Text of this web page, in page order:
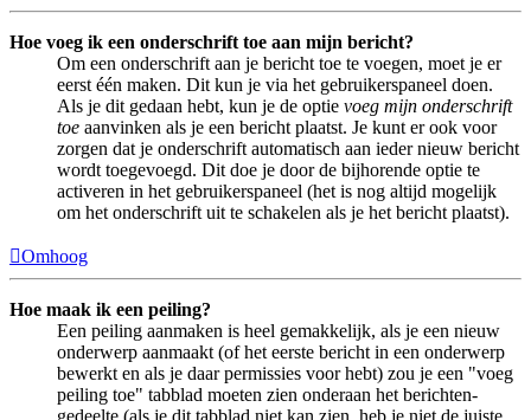
Hoe voeg ik een onderschrift toe aan mijn bericht?
Om een onderschrift aan je bericht toe te voegen, moet je er
eerst één maken. Dit kun je via het gebruikerspaneel doen.
Als je dit gedaan hebt, kun je de optie voeg mijn onderschrift
toe aanvinken als je een bericht plaatst. Je kunt er ook voor
zorgen dat je onderschrift automatisch aan ieder nieuw bericht
wordt toegevoegd. Dit doe je door de bijhorende optie te
activeren in het gebruikerspaneel (het is nog altijd mogelijk
om het onderschrift uit te schakelen als je het bericht plaatst).
Omhoog
Hoe maak ik een peiling?
Een peiling aanmaken is heel gemakkelijk, als je een nieuw
onderwerp aanmaakt (of het eerste bericht in een onderwerp
bewerkt en als je daar permissies voor hebt) zou je een "voeg
peiling toe" tabblad moeten zien onderaan het berichten-